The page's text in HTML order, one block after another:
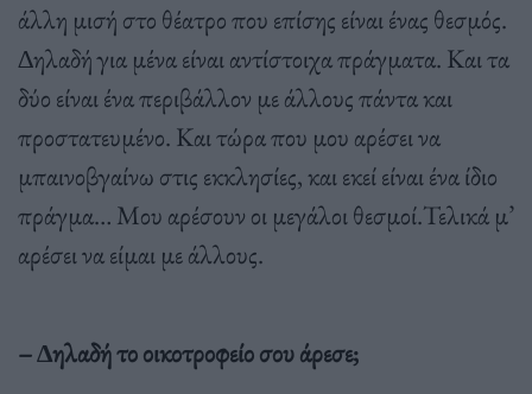
άλλη µισή στο θέατρο που επίσης είναι ένας θεσµός.
∆ηλαδή για µένα είναι αντίστοιχα πράγµατα. Και τα
δύο είναι ένα περιβάλλον µε άλλους πάντα και
προστατευµένο. Και τώρα που µου αρέσει να
µπαινοβγαίνω στις εκκλησίες, και εκεί είναι ένα ίδιο
πράγµα… Μου αρέσουν οι µεγάλοι θεσµοί.Τελικά µ’
αρέσει να είµαι µε άλλους.
– ∆ηλαδή το οικοτροφείο σου άρεσε;